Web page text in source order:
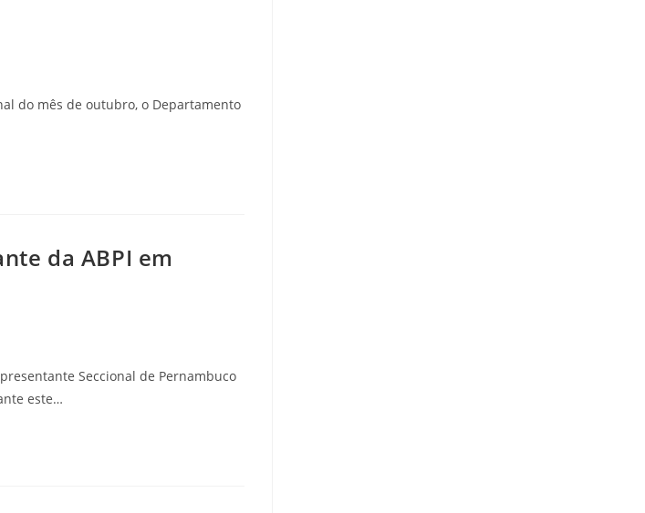
do mês de outubro, o Departamento
da ABPI em
Seccional de Pernambuco
este…